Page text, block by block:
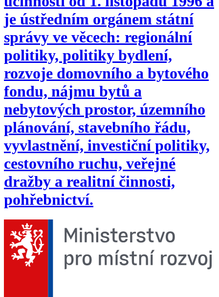
je ústředním orgánem státní
správy ve věcech: regionální
politiky, politiky bydlení,
rozvoje domovního a bytového
fondu, nájmu bytů a
nebytových prostor, územního
plánování, stavebního řádu,
vyvlastnění, investiční politiky,
cestovního ruchu, veřejné
dražby a realitní činnosti,
pohřebnictví.